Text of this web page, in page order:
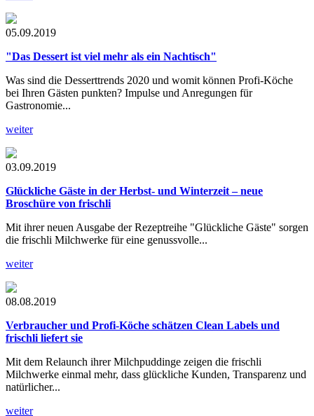
05.09.2019
"Das Dessert ist viel mehr als ein Nachtisch"
Was sind die Desserttrends 2020 und womit können Profi-Köche
bei Ihren Gästen punkten? Impulse und Anregungen für
Gastronomie...
weiter
03.09.2019
Glückliche Gäste in der Herbst- und Winterzeit – neue
Broschüre von frischli
Mit ihrer neuen Ausgabe der Rezeptreihe "Glückliche Gäste" sorgen
die frischli Milchwerke für eine genussvolle...
weiter
08.08.2019
Verbraucher und Profi-Köche schätzen Clean Labels und
frischli liefert sie
Mit dem Relaunch ihrer Milchpuddinge zeigen die frischli
Milchwerke einmal mehr, dass glückliche Kunden, Transparenz und
natürlicher...
weiter